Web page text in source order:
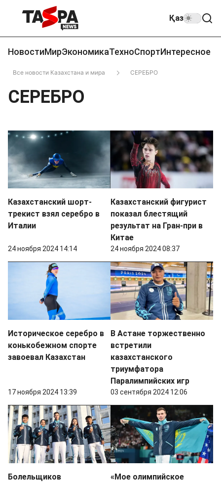
Қаз
НовостиМирЭкономикаТехноСпортИнтересное
Все новости Казахстана и мира СЕРЕБРО
СЕРЕБРО
Казахстанский шорт-
трекист взял серебро в
Италии
24 ноября 2024 14:14
Казахстанский фигурист
показал блестящий
результат на Гран-при в
Китае
24 ноября 2024 08:37
Историческое серебро в
конькобежном спорте
завоевал Казахстан
17 ноября 2024 13:39
В Астане торжественно
встретили
казахстанского
триумфатора
Паралимпийских игр
03 сентября 2024 12:06
Болельщиков
«Мое олимпийское